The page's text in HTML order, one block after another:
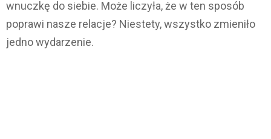
wnuczkę do siebie. Może liczyła, że w ten sposób
poprawi nasze relacje? Niestety, wszystko zmieniło
jedno wydarzenie.